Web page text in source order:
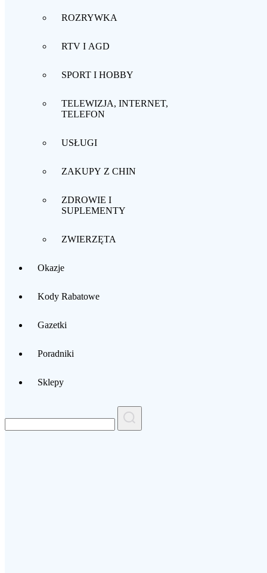
ROZRYWKA
RTV I AGD
SPORT I HOBBY
TELEWIZJA, INTERNET,
TELEFON
USŁUGI
ZAKUPY Z CHIN
ZDROWIE I
SUPLEMENTY
ZWIERZĘTA
Okazje
Kody Rabatowe
Gazetki
Poradniki
Sklepy